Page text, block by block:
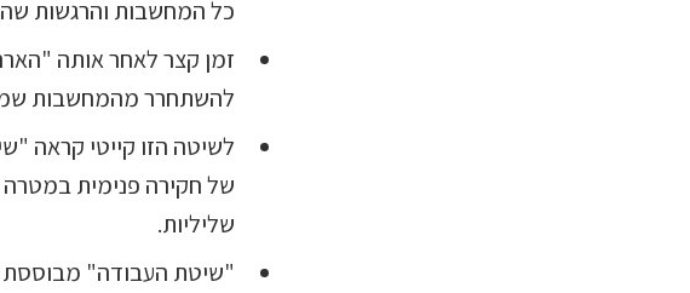
כל המחשבות והרגשות
זמן קצר לאחר אותה
להשתחרר מהמחשבות
של חקירה פנימית
שליליות.
"שיטת העבודה" מבוססת